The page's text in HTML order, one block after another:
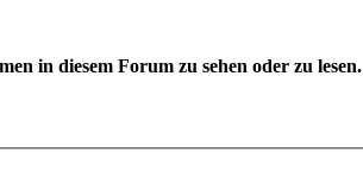
in diesem Forum zu sehen oder zu lesen.